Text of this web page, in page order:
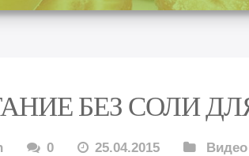
БЕЗ СОЛИ
0 25.04.2015 Видео